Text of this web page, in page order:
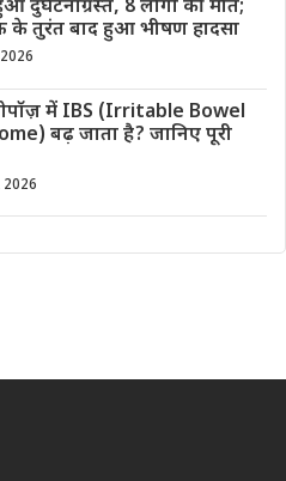
दुर्घटनाग्रस्त, 8 लोगों की मौत;
तुरंत बाद हुआ भीषण हादसा
में IBS (Irritable Bowel
बढ़ जाता है? जानिए पूरी